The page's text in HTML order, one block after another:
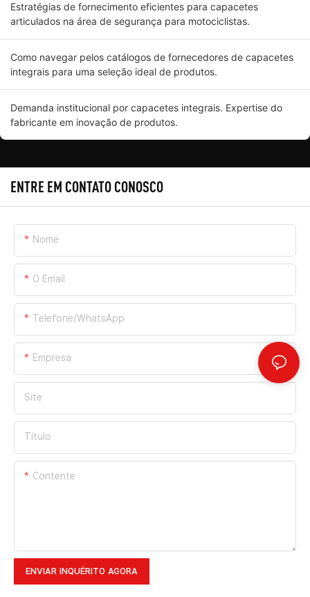
Estratégias de fornecimento eficientes para capacetes
articulados na área de segurança para motociclistas.
Como navegar pelos catálogos de fornecedores de capacetes
integrais para uma seleção ideal de produtos.
Demanda institucional por capacetes integrais. Expertise do
fabricante em inovação de produtos.
ENTRE EM CONTATO CONOSCO
Nome
O Email
Telefone/WhatsApp
Empresa
Site
Título
Contente
ENVIAR INQUÉRITO AGORA